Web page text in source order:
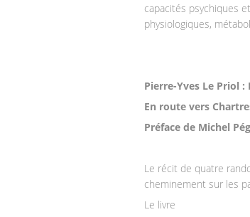
capacités psychiques
physiologiques,
Pierre-Yves Le Priol :
En route vers
Préface de Michel
Le récit de quatre
cheminement sur les
Le livre